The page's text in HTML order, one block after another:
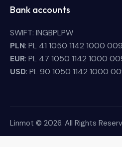
Bank accounts
SWIFT: INGBPLPW
PLN: PL 41 1050 1142 1000
EUR: PL 47 1050 1142 1000
USD: PL 90 1050 1142 1000
Linmot © 2026. All Rights